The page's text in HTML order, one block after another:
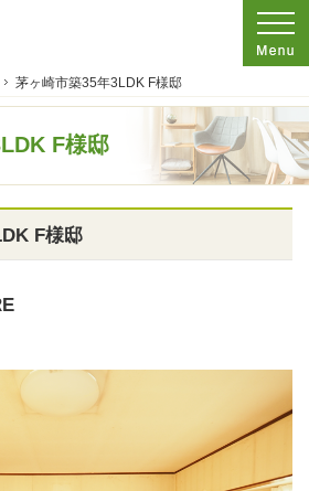
茅ヶ崎市築35年3LDK F様邸
F様邸
茅ケ崎市のリフォームを手がける工務店なら当社
茅ケ崎市の工務店【オハナリホーム】へ！
F様邸